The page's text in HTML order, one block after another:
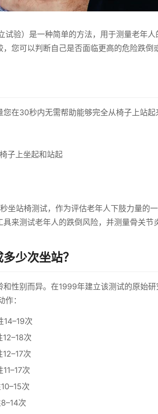
验）是一种简单的方法，用于测量老年人
您可以判断自己是否面临更高的危险跌倒
在30秒内无需帮助能够完全从椅子上站起
子上坐起和站起
坐站椅测试，作为评估老年人下肢力量的
来测试老年人的跌倒风险，并测量骨关节
少次坐站？
性别而异。在1999年建立该测试的原始
：
14–19次
次
次
次
次
次